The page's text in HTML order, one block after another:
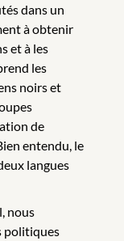
dans un
à obtenir
et à les
les
noirs et
de
entendu, le
langues
nous
politiques